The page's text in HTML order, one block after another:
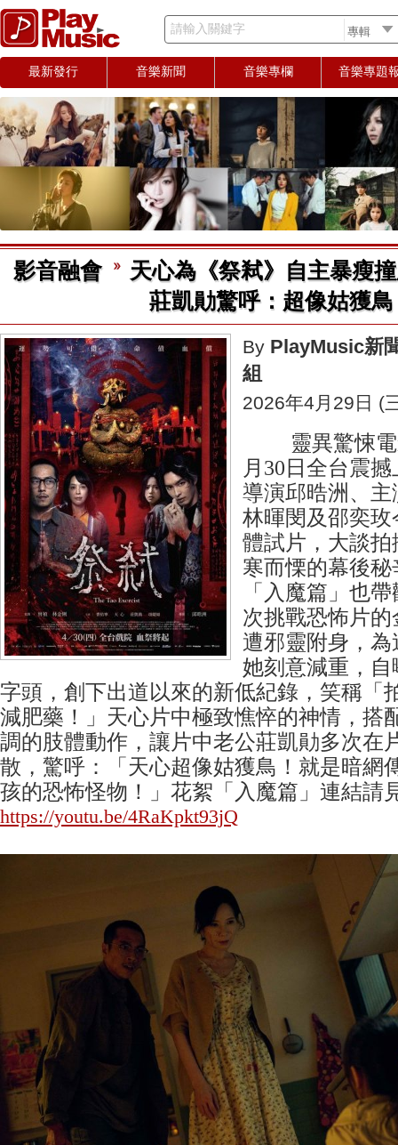
請輸入關鍵字
最新發行 音樂新聞 音樂專欄 音樂專題
影音融會
天心為《祭弒》自主暴瘦
莊凱勛驚呼：超像姑獲
By PlayMusic新
組
2026年4月29日 (
靈異驚悚電
月30日全台震
導演邱晧洲、
林暉閔及邵奕
體試片，大談
寒而慄的幕後
「入魔篇」也
次挑戰恐怖片
遭邪靈附身，
她刻意減重，
字頭，創下出道以來的新低紀錄，笑稱「
減肥藥！」天心片中極致憔悴的神情，搭
調的肢體動作，讓片中老公莊凱勛多次在
散，驚呼：「天心超像姑獲鳥！就是暗網
孩的恐怖怪物！」花絮「入魔篇」連結請
https://youtu.be/4RaKpkt93jQ